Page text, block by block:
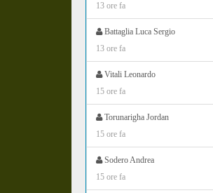
13 ore fa
Battaglia Luca Sergio
13 ore fa
Vitali Leonardo
15 ore fa
Torunarigha Jordan
15 ore fa
Sodero Andrea
15 ore fa